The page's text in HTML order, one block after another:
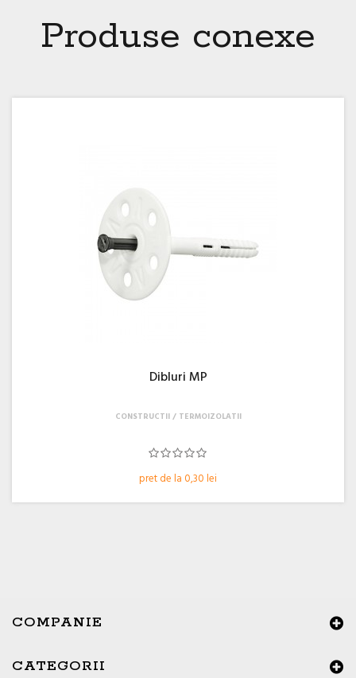
Produse conexe
Dibluri MP
pret de la 0,30 lei
CONSTRUCTII TERMOIZOLATII
COMPANIE
CATEGORII